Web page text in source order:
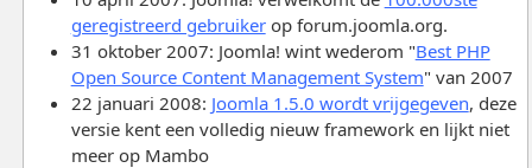
geregistreerd gebruikerop forum.joomla.org.
31 oktober 2007: Joomla! wint wederom "Best PHP
Open Source Content Management System" van 2007
22 januari 2008: Joomla 1.5.0 wordt vrijgegeven, deze
versie kent een volledig nieuw framework en lijkt niet
meer op Mambo